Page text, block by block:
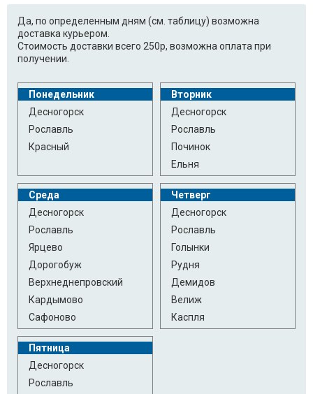
Indesit DG6345WSK
Indesit DG6345WSK
(37229580000)
Indesit DG6445W
Indesit DG6445W
Ariston LSI45/50UK
Ariston LSI45/50UK
(37184840000)
Indesit DG6145WE
Indesit DG6145WE
(37184620000)
Indesit DG6145WG
Indesit DG6145WG
(37184630000)
Indesit DI420.C
Indesit DI420.C
(64580220000)
Indesit DI450A
Indesit DI450A
(37303810000)
Indesit DI450A.C
Indesit DI450A.C
(64402410000)
Да, по определенным дням (см. таблицу) возможна
доставка курьером.
Стоимость доставки всего 250р, возможна оплата при
получении.
Понедельник
Десногорск
Рославль
Красный
Вторник
Десногорск
Рославль
Починок
Ельня
Среда
Десногорск
Рославль
Ярцево
Дорогобуж
Верхнеднепровский
Кардымово
Сафоново
Четверг
Десногорск
Рославль
Голынки
Рудня
Демидов
Велиж
Каспля
Пятница
Десногорск
Рославль